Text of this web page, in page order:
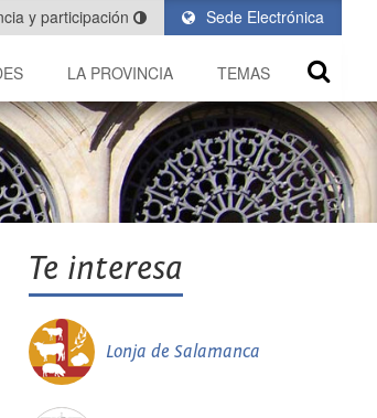
Sede Electrónica
y participación
LA PROVINCIA TEMAS
Te interesa
Lonja de Salamanca